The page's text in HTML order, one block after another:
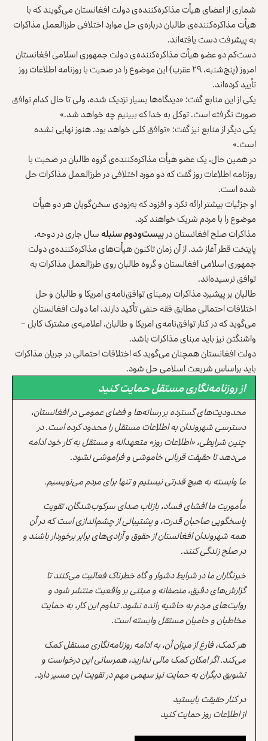
شماری از اعضای هیأت مذاکره‌کننده‌ی دولت افغانستان می‌گویند که با
هیأت مذاکره‌کننده‌ی طالبان درباره‌ی حل موارد اختلافی طرزالعمل مذاکرات
به پیشرفت دست یافته‌اند.
دست‌کم دو عضو هیأت مذاکره‌کننده‌ی دولت جمهوری اسلامی افغانستان
امروز (پنج‌شنبه، ۲۹ عقرب) این موضوع را در صحبت با روزنامه اطلاعات روز
تأیید کرده‌اند.
یکی از این منابع گفت: «دیدگاه‌ها بسیار نزدیک شده، ولی تا حال کدام توافق
صورت نگرفته است. توکل به خدا که ببینیم چه خواهد شد.»
یکی دیگر از منابع نیز گفت: «توافق کلی خواهد بود. هنوز نهایی نشده
است.»
در همین حال، یک عضو هیأت مذاکره‌کننده‌ی گروه طالبان در صحبت با
روزنامه اطلاعات روز گفت که دو مورد اختلافی در طرزالعمل مذاکرات حل
شده است.
او جزئیات بیشتر ارائه نکرد و افزود که به‌زودی سخن‌گویان هر دو هیأت
موضوع را با مردم شریک خواهند کرد.
مذاکرات صلح افغانستان دربیست‌ودوم سنبلهسال جاری در دوحه،
پایتخت قطر آغاز شد. از آن زمان تاکنون هیأت‌های مذاکره‌کننده‌ی دولت
جمهوری اسلامی افغانستان و گروه طالبان روی طرزالعمل مذاکرات به
توافق نرسیده‌اند.
طالبان بر پیشبرد مذاکرات برمبنای توافق‌نامه‌ی امریکا و طالبان و حل
اختلافات احتمالی مطابق فقه حنفی تأکید دارند، اما دولت افغانستان
می‌گوید که در کنار توافق‌نامه‌ی امریکا و طالبان، اعلامیه‌ی مشترک کابل –
واشنگتن نیز باید مبنای مذاکرات باشد.
دولت افغانستان همچنان می‌گوید که اختلافات احتمالی در جریان مذاکرات
باید براساس شریعت اسلامی حل شود.
از روزنامه‌نگاری مستقل حمایت کنید
محدودیت‌های گسترده بر رسانه‌ها و فضای عمومی در افغانستان،
دسترسی شهروندان به اطلاعات مستقل را محدود کرده است. در
چنین شرایطی، «اطلاعات روز» متعهدانه و مستقل به کار خود ادامه
می‌دهد تا حقیقت قربانی خاموشی و فراموشی نشود.
ما وابسته به هیچ قدرتی نیستیم و تنها برای مردم می‌نویسیم.
مأموریت ما افشای فساد، بازتاب صدای سرکوب‌شدگان، تقویت
پاسخگویی صاحبان قدرت، و پشتیبانی از چشم‌اندازی است که در آن
همه شهروندان افغانستان از حقوق و آزادی‌های برابر برخوردار باشند و
در صلح زندگی کنند.
خبرنگاران ما در شرایط دشوار و گاه خطرناک فعالیت می‌کنند تا
گزارش‌های دقیق، منصفانه و مبتنی بر واقعیت منتشر شود و
روایت‌های مردم به حاشیه رانده نشود. تداوم این کار، به حمایت
مخاطبان و حامیان مستقل وابسته است.
هر کمک، فارغ از میزان آن، به ادامه روزنامه‌نگاری مستقل کمک
می‌کند. اگر امکان کمک مالی ندارید، همرسانی این درخواست و
تشویق دیگران به حمایت نیز سهمی مهم در تقویت این مسیر دارد.
در کنار حقیقت بایستید
از اطلاعات روز حمایت کنید